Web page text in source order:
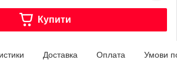
Купити
Доставка Оплата Умови